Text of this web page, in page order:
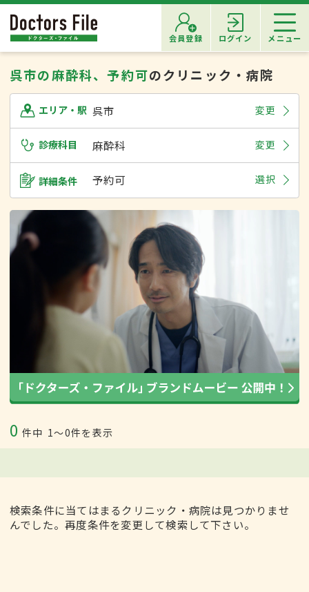
会員登録 ログイン メニュー
呉市の麻酔科、予約可のクリニック・病院
エリア・駅 呉市 変更
診療科目 麻酔科 変更
詳細条件 予約可 選択
0 件中 1〜0件を表示
検索条件に当てはまるクリニック・病院は見つかりませ
んでした。再度条件を変更して検索して下さい。